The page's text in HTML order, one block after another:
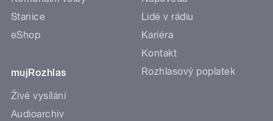
Stanice
eShop
mujRozhlas
Živé vysílání
Audioarchiv
Lidé v rádiu
Kariéra
Kontakt
Rozhlasový poplatek